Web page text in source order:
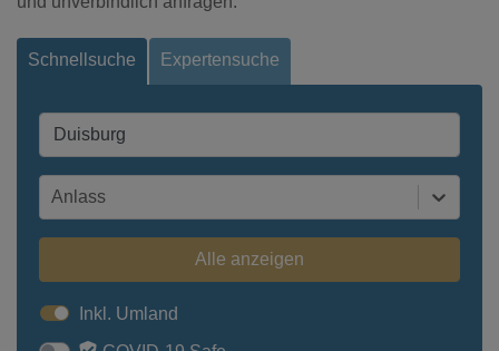
Schnellsuche Expertensuche
Anlass
Alle anzeigen
Inkl. Umland